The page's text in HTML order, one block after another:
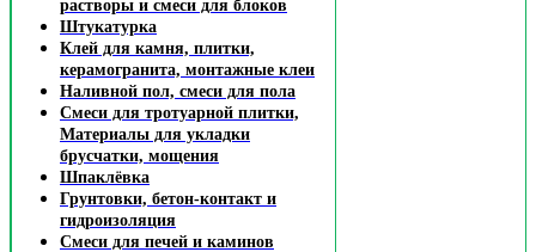
растворы и смеси для блоков
Штукатурка
Клей для камня, плитки,
керамогранита, монтажные клеи
Наливной пол, смеси для пола
Смеси для тротуарной плитки,
Материалы для укладки
брусчатки, мощения
Шпаклёвка
Грунтовки, бетон-контакт и
гидроизоляция
Смеси для печей и каминов